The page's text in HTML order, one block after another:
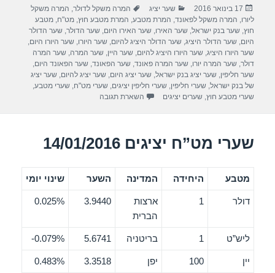
e
b
o
o
k
er
e
פורסם
בתאריך
17 בינואר 2016 קטגוריות
שער יציג תגיות
המרה משקל לדולר, המרה משקל
ליורו, המרה משקל לפאונד, המרת מטבע, המרת מטבע חוץ,מט"ח,מטבע
חוץ,שער בנק ישראל,שער האירו,שער האירו היום,שער הדולר,שער הדולר
היום,שער הדולר היציג,שער הדולר היציג להיום,שער היורו,שער היורו היום,
שער היורו היציג,שער היורו היציג להיום,שער היין,שער המרה,שער המרה
דולר,שער המרה יורו,שער המרה פאונד,שער הפאונד,שער הפאונד היום,
שער חליפין,שער יציג בנק ישראל,שער יציג היום,שער יציג להיום,שער יציג
של בנק ישראל,שערי חליפין,שערי חליפין יציגים,שערי מט"ח,שערי מטבע,
שערי מטבע חוץ,שערים יציגים השארת תגובה
שערי מט”ח יציגים 14/01/2016
מטבע היחידה המדינה השער שינוי יומי
דולר 1
ארצות
הברית
3.9440
0.025%
ליש”ט 1 בריטניה 5.6741
0.079%-
יין 100 יפן 3.3518
0.483%